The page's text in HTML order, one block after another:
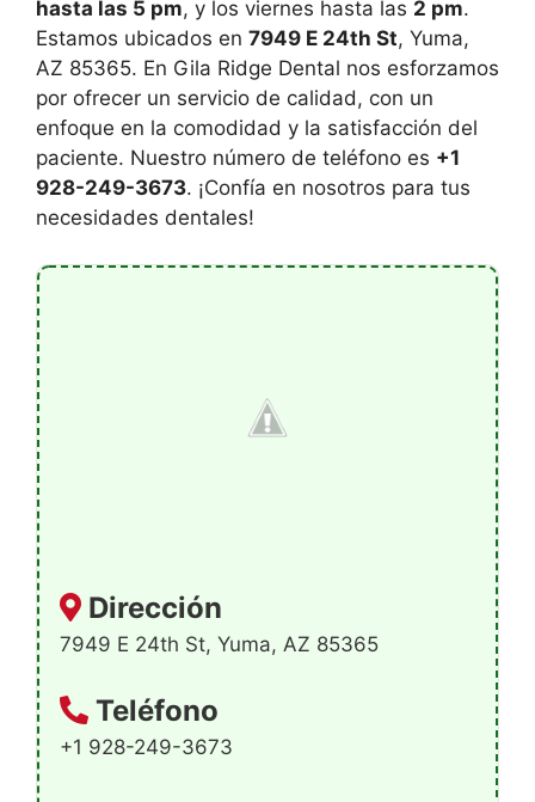
hasta las 5 pm, y los viernes hasta las 2 pm.
Estamos ubicados en 7949 E 24th St, Yuma,
AZ 85365. En Gila Ridge Dental nos esforzamos
por ofrecer un servicio de calidad, con un
enfoque en la comodidad y la satisfacción del
paciente. Nuestro número de teléfono es +1
928-249-3673. ¡Confía en nosotros para tus
necesidades dentales!
Dirección
7949 E 24th St, Yuma, AZ 85365
Teléfono
+1 928-249-3673